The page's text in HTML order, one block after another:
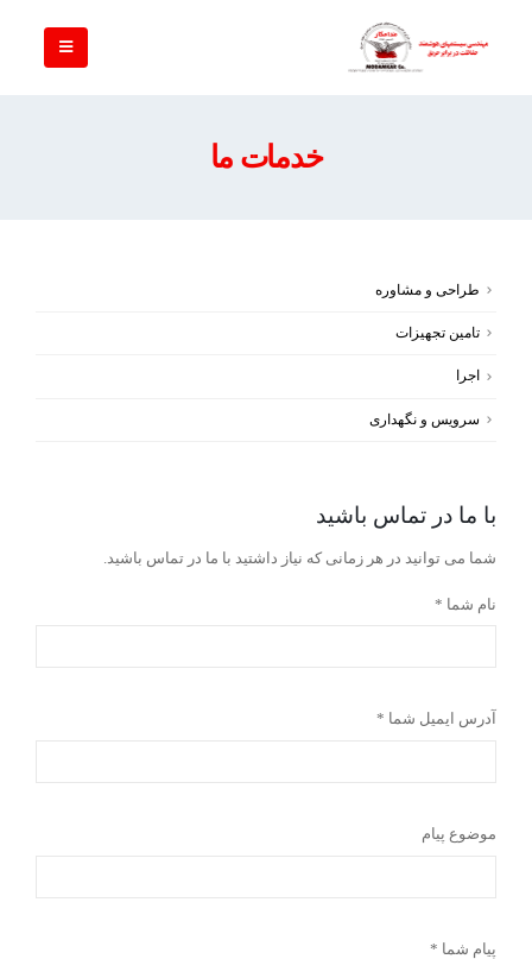
خدمات ما
طراحی و مشاوره
تامین تجهیزات
اجرا
سرویس و نگهداری
با ما در تماس باشید
.شما می توانید در هر زمانی که نیاز داشتید با ما در تماس باشید
نام شما *
آدرس ایمیل شما *
موضوع پیام
پیام شما *